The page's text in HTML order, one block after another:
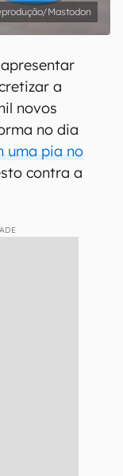
Mastodon
a
novos
no dia
uma pia no
contra a